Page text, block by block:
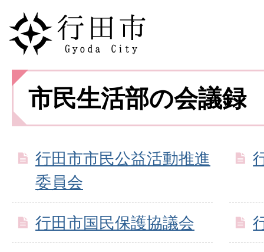
市民生活部の会議録
行田市市民公益活動推進
委員会
行田市国民保護協議会